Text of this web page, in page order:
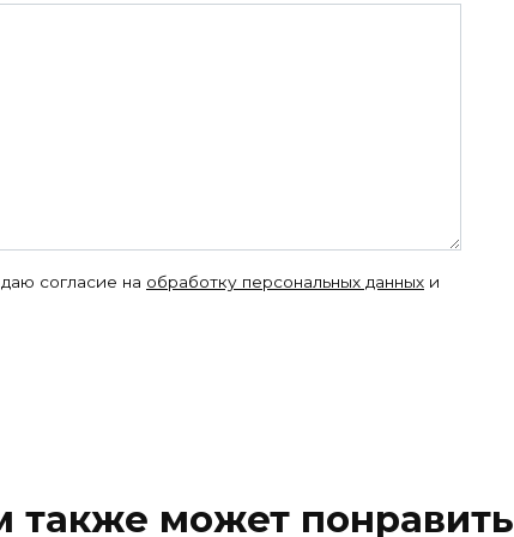
согласие на обработку персональных данных и
также может